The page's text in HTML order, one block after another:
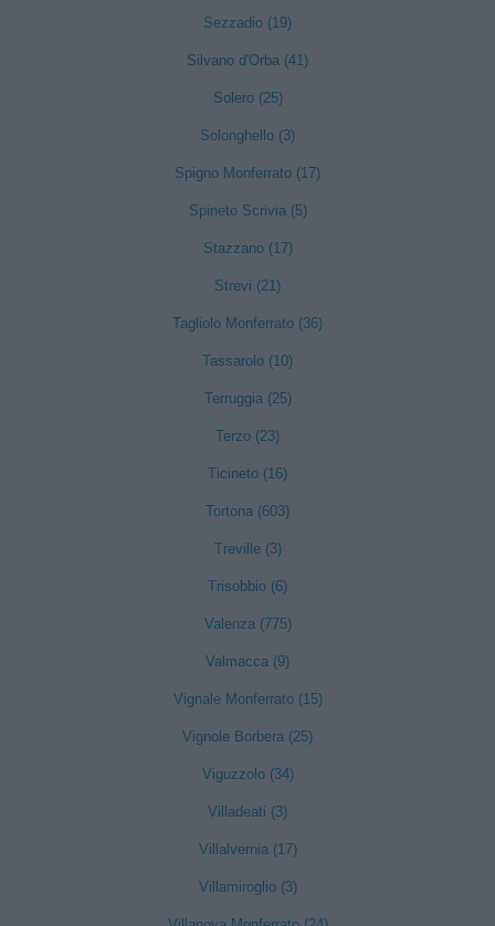
Sezzadio (19)
Silvano d'Orba (41)
Solero (25)
Solonghello (3)
Spigno Monferrato (17)
Spineto Scrivia (5)
Stazzano (17)
Strevi (21)
Tagliolo Monferrato (36)
Tassarolo (10)
Terruggia (25)
Terzo (23)
Ticineto (16)
Tortona (603)
Treville (3)
Trisobbio (6)
Valenza (775)
Valmacca (9)
Vignale Monferrato (15)
Vignole Borbera (25)
Viguzzolo (34)
Villadeati (3)
Villalvernia (17)
Villamiroglio (3)